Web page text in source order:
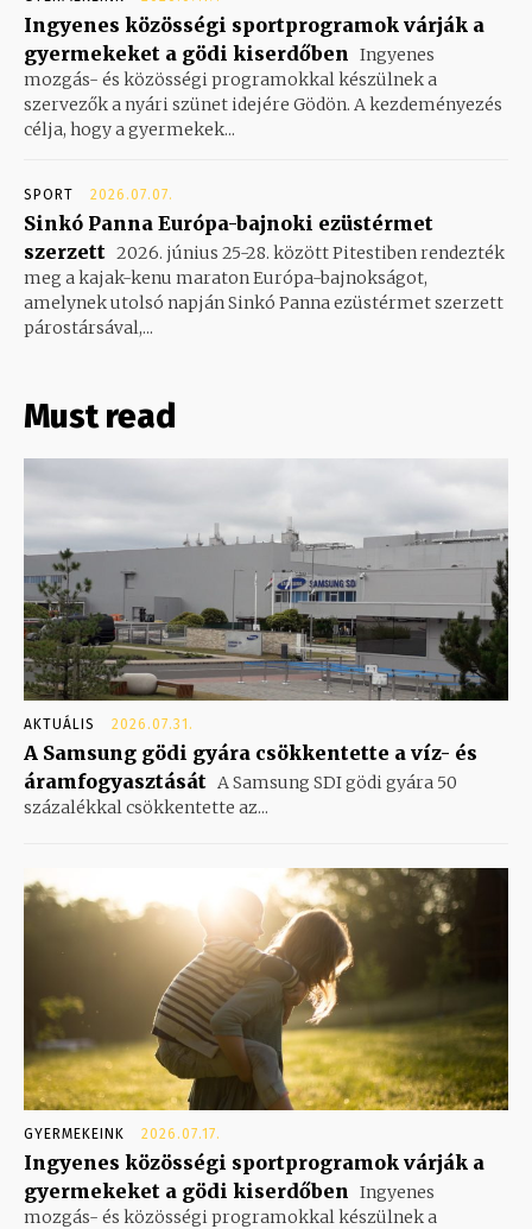
Ingyenes közösségi sportprogramok várják a
gyermekeket a gödi kiserdőben
Ingyenes
mozgás- és közösségi programokkal készülnek a
szervezők a nyári szünet idejére Gödön. A kezdeményezés
célja, hogy a gyermekek...
SPORT 2026.07.07.
Sinkó Panna Európa-bajnoki ezüstérmet
szerzett 2026. június 25-28. között Pitestiben rendezték
meg a kajak-kenu maraton Európa-bajnokságot,
amelynek utolsó napján Sinkó Panna ezüstérmet szerzett
párostársával,...
Must read
AKTUÁLIS 2026.07.31.
A Samsung gödi gyára csökkentette a víz- és
áramfogyasztását A Samsung SDI gödi gyára 50
százalékkal csökkentette az...
GYERMEKEINK 2026.07.17.
Ingyenes közösségi sportprogramok várják a
gyermekeket a gödi kiserdőben
Ingyenes
mozgás- és közösségi programokkal készülnek a